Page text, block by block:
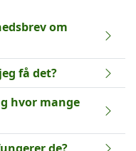
om
få det?
hvor mange